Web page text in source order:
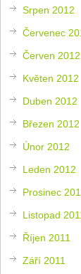
Srpen 2012
Červenec
Červen 2012
Květen 2012
Duben 2012
Březen 2012
Únor 2012
Leden 2012
Prosinec
Listopad
Říjen 2011
Září 2011